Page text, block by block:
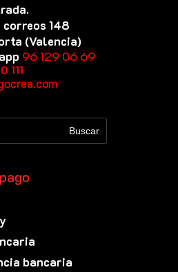
148
(Valencia)
96 129 06 69
111
bancaria